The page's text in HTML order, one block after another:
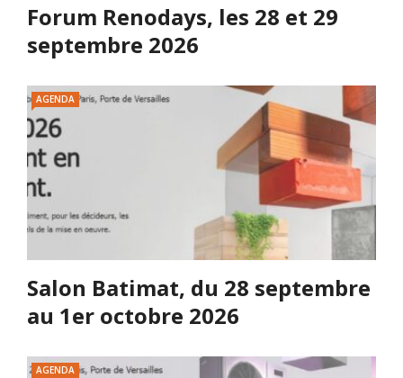
Forum Renodays, les 28 et 29
septembre 2026
AGENDA
Salon Batimat, du 28 septembre
au 1er octobre 2026
AGENDA